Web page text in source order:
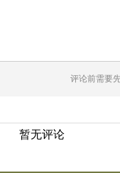
评论前需要
暂无评论